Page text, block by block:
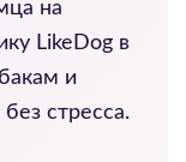
на
LikeDog в
и
стресса.